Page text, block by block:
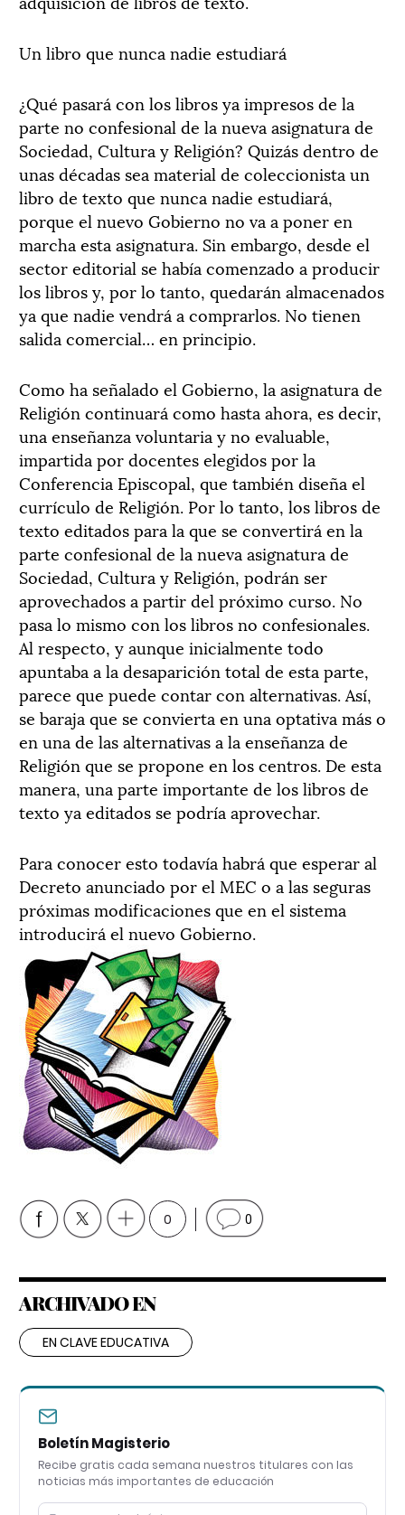
Un libro que nunca nadie estudiará
¿Qué pasará con los libros ya impresos de la
parte no confesional de la nueva asignatura de
Sociedad, Cultura y Religión? Quizás dentro de
unas décadas sea material de coleccionista un
libro de texto que nunca nadie estudiará,
porque el nuevo Gobierno no va a poner en
marcha esta asignatura. Sin embargo, desde el
sector editorial se había comenzado a producir
los libros y, por lo tanto, quedarán almacenados
ya que nadie vendrá a comprarlos. No tienen
salida comercial… en principio.
Como ha señalado el Gobierno, la asignatura de
Religión continuará como hasta ahora, es decir,
una enseñanza voluntaria y no evaluable,
impartida por docentes elegidos por la
Conferencia Episcopal, que también diseña el
currículo de Religión. Por lo tanto, los libros de
texto editados para la que se convertirá en la
parte confesional de la nueva asignatura de
Sociedad, Cultura y Religión, podrán ser
aprovechados a partir del próximo curso. No
pasa lo mismo con los libros no confesionales.
Al respecto, y aunque inicialmente todo
apuntaba a la desaparición total de esta parte,
parece que puede contar con alternativas. Así,
se baraja que se convierta en una optativa más o
en una de las alternativas a la enseñanza de
Religión que se propone en los centros. De esta
manera, una parte importante de los libros de
texto ya editados se podría aprovechar.
Para conocer esto todavía habrá que esperar al
Decreto anunciado por el MEC o a las seguras
próximas modificaciones que en el sistema
introducirá el nuevo Gobierno.
0 0
ARCHIVADO EN
EN CLAVE EDUCATIVA
Boletín Magisterio
Recibe gratis cada semana nuestros titulares con las
noticias más importantes de educación